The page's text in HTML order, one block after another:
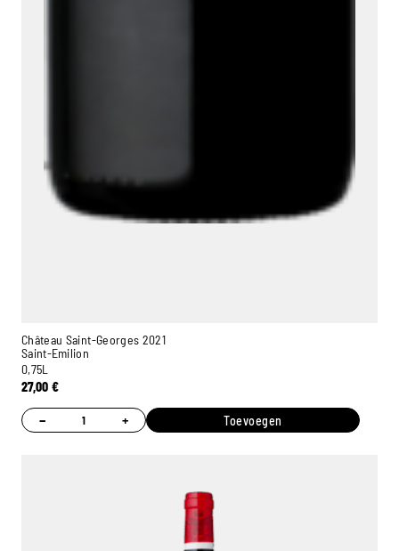
Château Saint-Georges 2021
Saint-Emilion
0,75L
27,00€
− + Toevoegen
Ambroise, Uw Sommelier
Beschikbaar om u te adviseren